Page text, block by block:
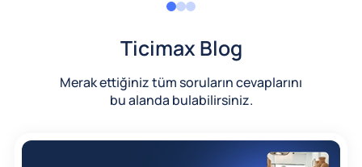
Ticimax Blog
Merak ettiğiniz tüm soruların cevaplarını
bu alanda bulabilirsiniz.